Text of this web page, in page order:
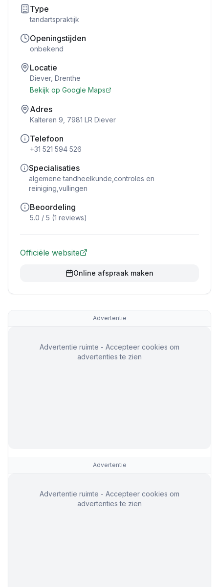
Type
tandartspraktijk
Openingstijden
onbekend
Locatie
Diever, Drenthe
Bekijk op Google Maps
Adres
Kalteren 9, 7981 LR Diever
Telefoon
+31 521 594 526
Specialisaties
algemene tandheelkunde,controles en
reiniging,vullingen
Beoordeling
5.0 / 5 (1 reviews)
Officiële website
Online afspraak maken
Advertentie
Advertentie ruimte - Accepteer cookies om
advertenties te zien
Advertentie
Advertentie ruimte - Accepteer cookies om
advertenties te zien